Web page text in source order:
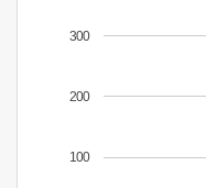
100
200
300